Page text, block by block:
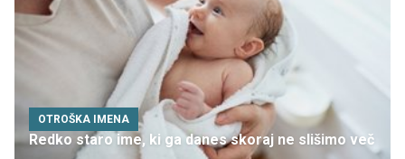
OTROŠKA IMENA
Redko staro ime, ki ga danes skoraj ne slišimo več